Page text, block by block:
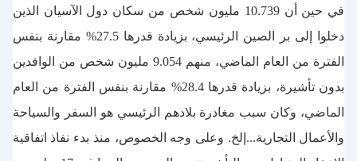
في حين أن 10.739 مليون شخص من سكان دول الآسيان الذين
دخلوا إلى بر الصين الرئيسي، بزيادة قدرها 27.5% مقارنة بنفس
الفترة من العام الماضي، منهم 9.054 مليون شخص من الوافدين
بدون تأشيرة، بزيادة قدرها 28.4% مقارنة بنفس الفترة من العام
الماضي، وكان سبب مغادرة بلادهم الرئيسي هو السفر والسياحة
والأعمال التجارية...إلخ. وعلى وجه الخصوص، منذ بدء نفاذ اتفاقية